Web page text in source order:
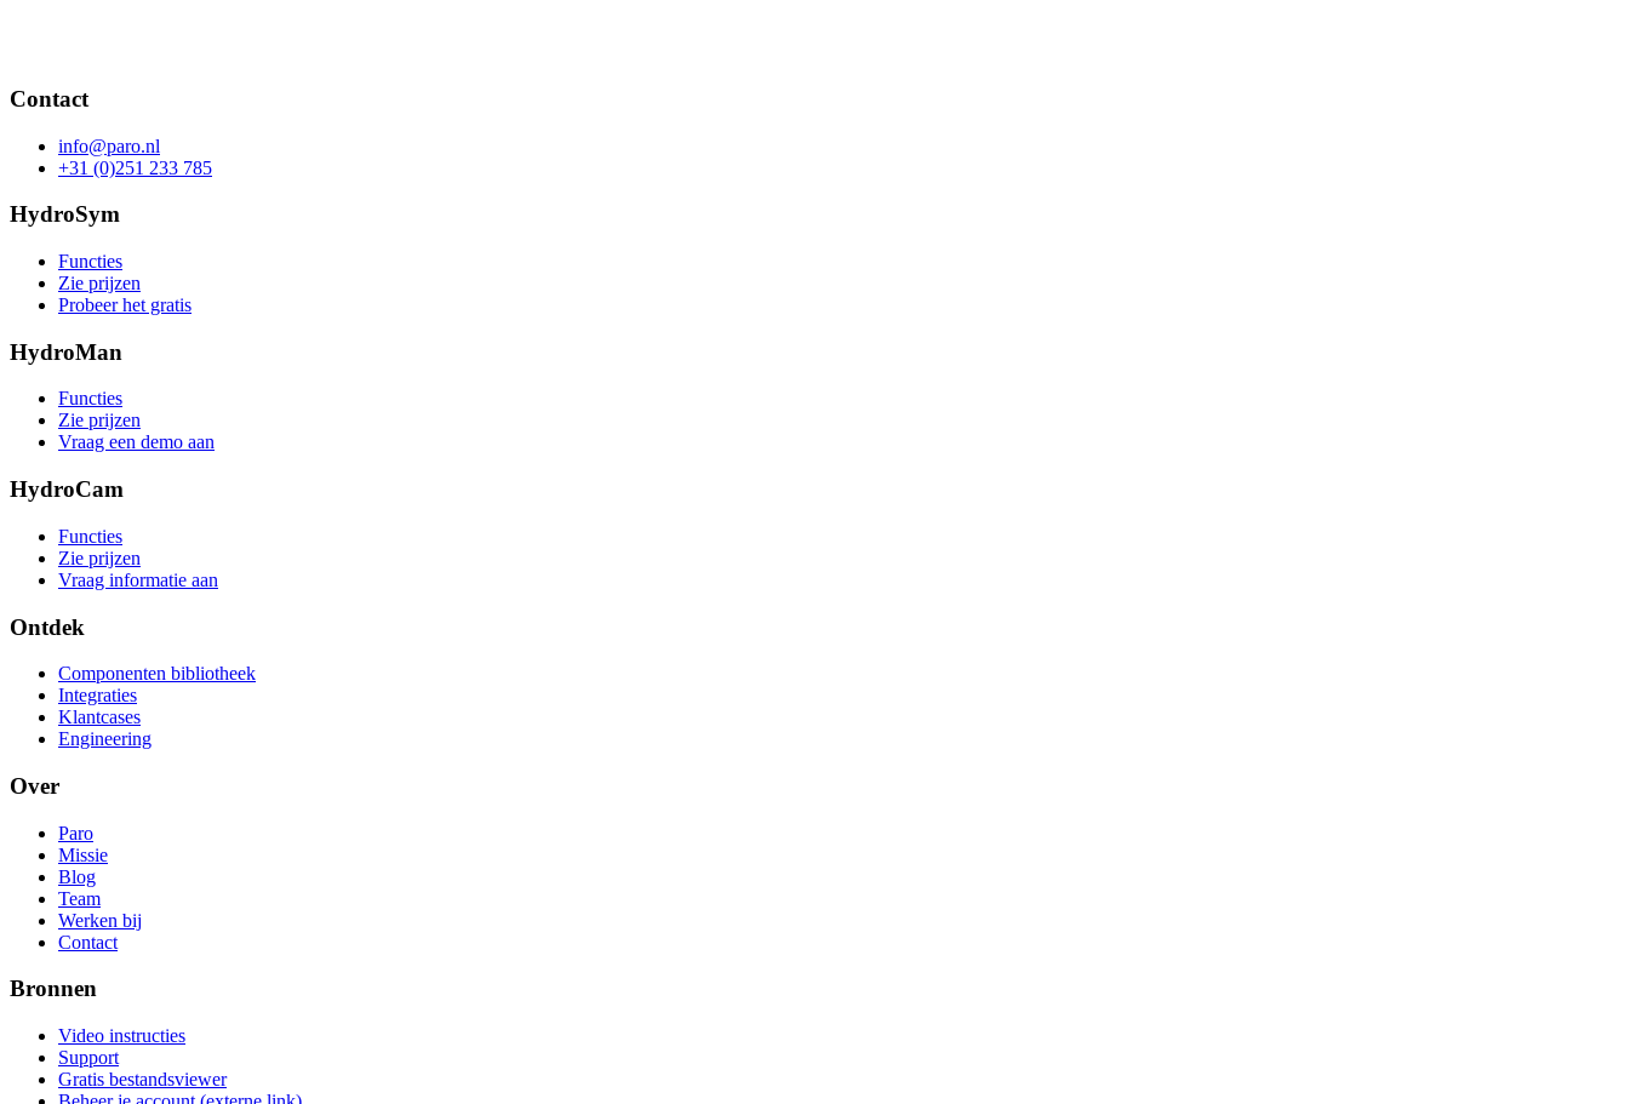
Contact
info@paro.nl
+31 (0)251 233 785
HydroSym
Functies
Zie prijzen
Probeer het gratis
HydroMan
Functies
Zie prijzen
Vraag een demo aan
HydroCam
Functies
Zie prijzen
Vraag informatie aan
Ontdek
Componenten bibliotheek
Integraties
Klantcases
Engineering
Over
Paro
Missie
Blog
Team
Werken bij
Contact
Bronnen
Video instructies
Support
Gratis bestandsviewer